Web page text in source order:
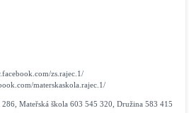
zs.rajec.1/
materskaskola.rajec.1/
Mateřská škola 603 545 320, Družina 583 415